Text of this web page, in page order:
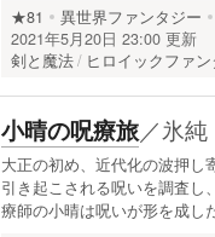
★81 異世界ファンタジー
2021年5月20日 23:00 更新
剣と魔法
ヒロイックファ
小晴の呪療旅／氷純
大正の初め、近代化の波押し
引き起こされる呪いを調査し
療師の小晴は呪いが形を成